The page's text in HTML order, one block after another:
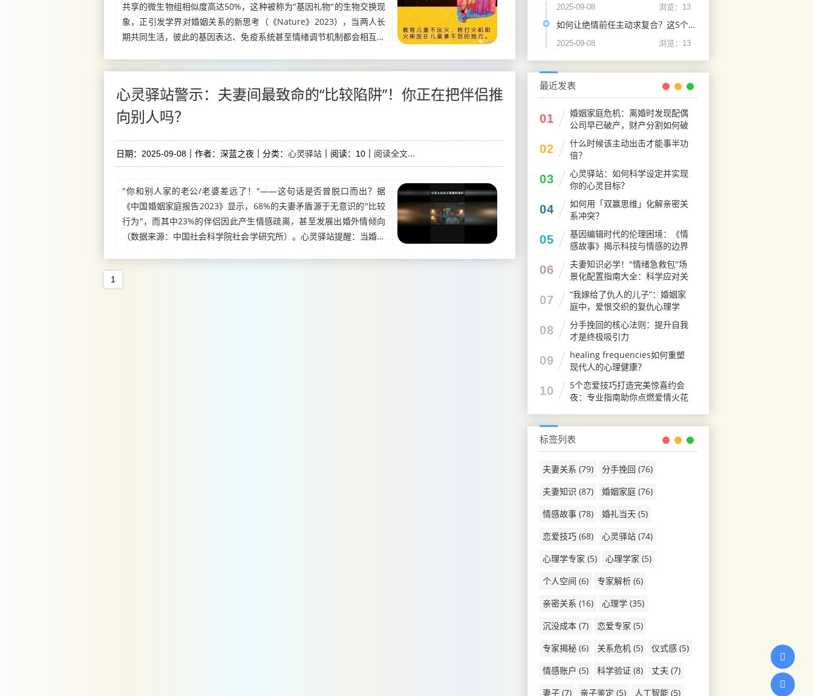
共享的微生物组相似度高达50%，这种被称为"基因礼物"的生物交换现
象，正引发学界对婚姻关系的新思考（《Nature》2023），当两人长
期共同生活，彼此的基因表达、免疫系统甚至情绪调节机制都会相互影
心灵驿站警示：夫妻间最致命的“比较陷阱”！你正在把伴侣推
向别人吗？
日期：2025-09-08 作者：深蓝之夜 分类： 心灵驿站 阅读：10 阅读全文...
"你和别人家的老公/老婆差远了！"——这句话是否曾脱口而出？据
《中国婚姻家庭报告2023》显示，68%的夫妻矛盾源于无意识的"比较
行为"，而其中23%的伴侣因此产生情感疏离，甚至发展出婚外情倾向
（数据来源：中国社会科学院社会学研究所）。心灵驿站提醒：当婚姻
1
2025-09-08 浏览：13
如何让绝情前任主动求复合？这5个心理学策略是关键
2025-09-08 浏览：13
最近发表
01
婚姻家庭危机：离婚时发现配偶
公司早已破产，财产分割如何破
局？
02
什么时候该主动出击才能事半功
倍？
03
心灵驿站：如何科学设定并实现
你的心灵目标？
04
如何用「双赢思维」化解亲密关
系冲突？
05
基因编辑时代的伦理困境：《情
感故事》揭示科技与情感的边界
碰撞
06
夫妻知识必学！"情绪急救包"场
景化配置指南大全：科学应对关
系危机的工具组合
07
“我嫁给了仇人的儿子”：婚姻家
庭中，爱恨交织的复仇心理学
08
分手挽回的核心法则：提升自我
才是终极吸引力
09
healing frequencies如何重塑
现代人的心理健康？
10
5个恋爱技巧打造完美惊喜约会
夜：专业指南助你点燃爱情火花
标签列表
夫妻关系 (79) 分手挽回 (76)
夫妻知识 (87) 婚姻家庭 (76)
情感故事 (78) 婚礼当天 (5)
恋爱技巧 (68) 心灵驿站 (74)
心理学专家 (5) 心理学家 (5)
个人空间 (6) 专家解析 (6)
亲密关系 (16) 心理学 (35)
沉没成本 (7) 恋爱专家 (5)
专家揭秘 (6) 关系危机 (5) 仪式感 (5)
情感账户 (5) 科学验证 (8) 丈夫 (7)
妻子 (7) 亲子鉴定 (5) 人工智能 (5)